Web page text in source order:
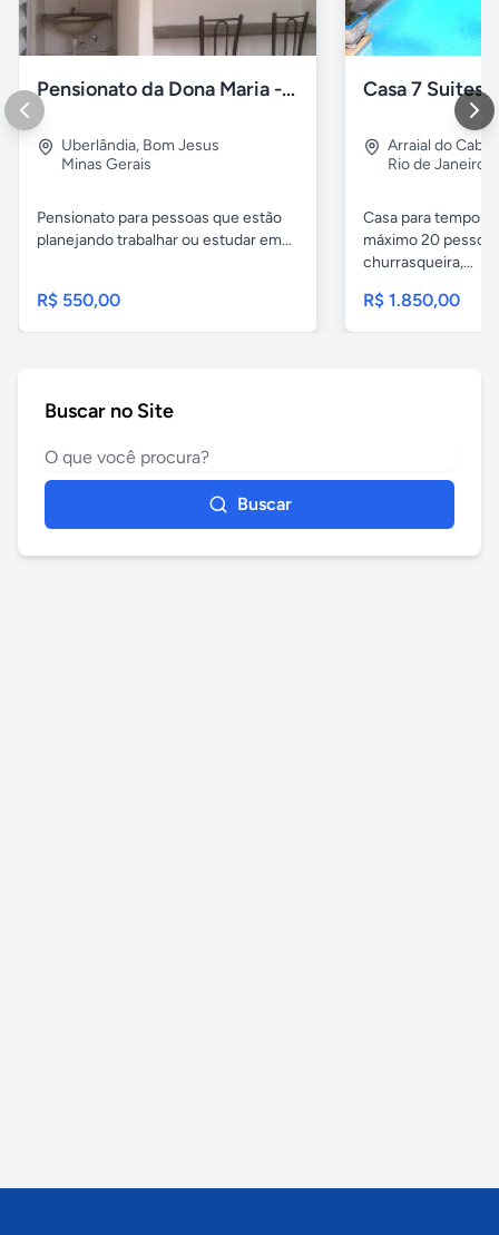
Pensionato da Dona Maria - Uberlândia/MG
Uberlândia, Bom Jesus
Minas Gerais
Pensionato para pessoas que estão
planejando trabalhar ou estudar em...
R$ 550,00
Arraial do Cabo
Rio de Janeiro
Casa para
máximo 20
churrasqueira,...
R$ 1.850,00
Buscar no Site
Buscar